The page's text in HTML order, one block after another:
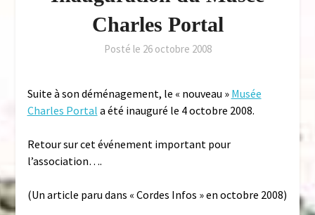
Charles Portal
Posté le 26 octobre 2008
Suite à son déménagement, le « nouveau » Musée
Charles Portal a été inauguré le 4 octobre 2008.
Retour sur cet événement important pour
l’association….
(Un article paru dans « Cordes Infos » en octobre 2008)